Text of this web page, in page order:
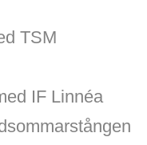
TSM
IF Linnéa